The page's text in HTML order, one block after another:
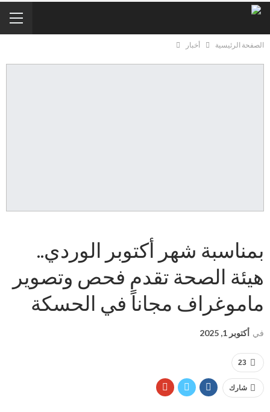
الصفحة الرئيسية أخبار
بمناسبة شهر أكتوبر الوردي..
هيئة الصحة تقدم فحص وتصوير
ماموغراف مجاناً في الحسكة
في أكتوبر 1, 2025
23
شارك